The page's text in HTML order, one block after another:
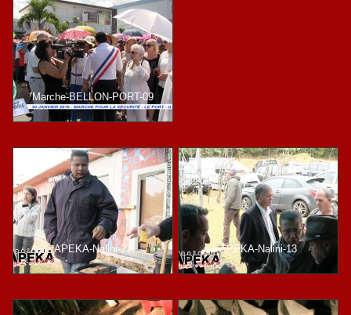
Marche-BELLON-PORT-09
APEKA-Nalini-27 APEKA-Nalini-13